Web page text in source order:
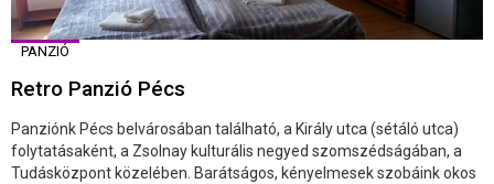
PANZIÓ
Retro Panzió Pécs
Panziónk Pécs belvárosában található, a Király utca (sétáló utca)
folytatásaként, a Zsolnay kulturális negyed szomszédságában, a
Tudásközpont közelében. Barátságos, kényelmesek szobáink okos